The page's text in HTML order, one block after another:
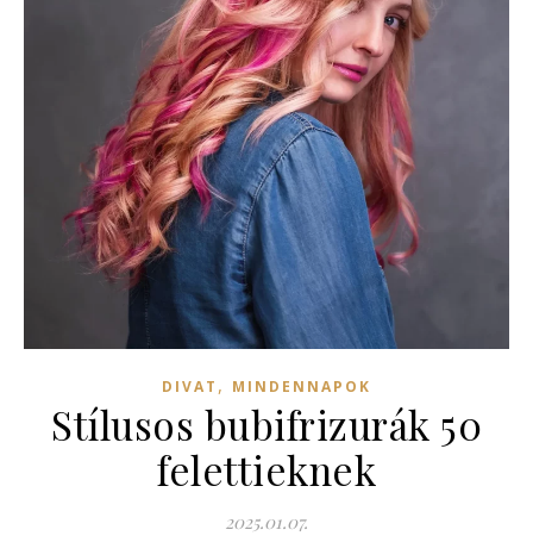
DIVAT , MINDENNAPOK
Stílusos bubifrizurák 50
felettieknek
2025.01.07.